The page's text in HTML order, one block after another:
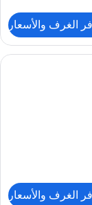
الغرف والأسعار
وأسرّة بطبقة علوية
الغرف والأسعار